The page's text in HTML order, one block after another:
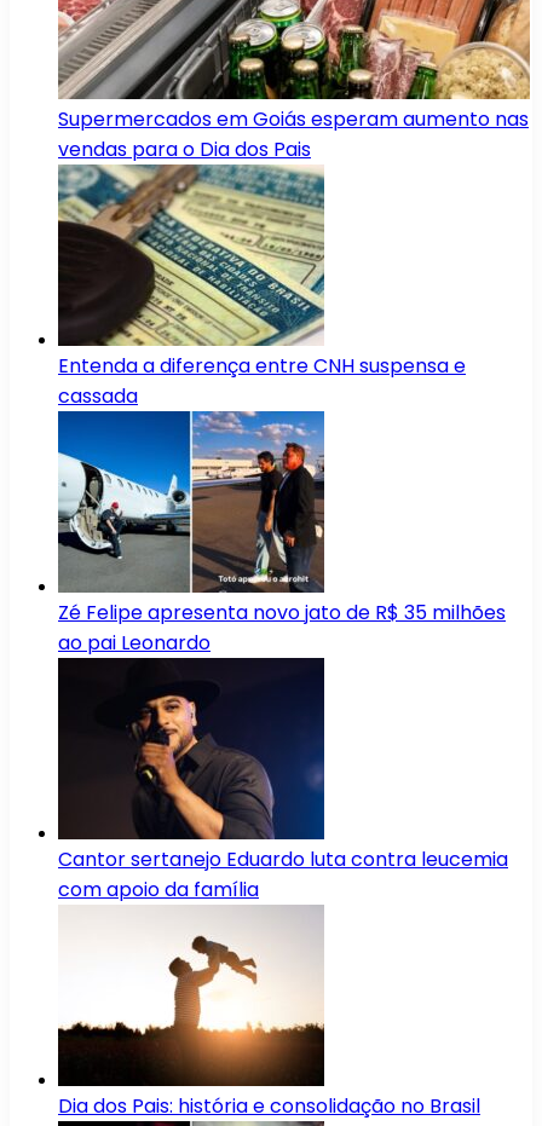
Supermercados em Goiás esperam aumento nas
vendas para o Dia dos Pais
Entenda a diferença entre CNH suspensa e
cassada
Zé Felipe apresenta novo jato de R$ 35 milhões
ao pai Leonardo
Cantor sertanejo Eduardo luta contra leucemia
com apoio da família
Dia dos Pais: história e consolidação no Brasil